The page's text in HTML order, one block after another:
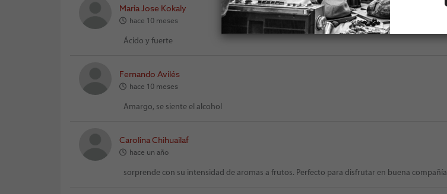
Maria Jose Kokaly
hace 10 meses
Ácido y fuerte
Fernando Avilés
hace 10 meses
Amargo, se siente el alcohol
Carolina Chihuailaf
hace un año
sorprende con su intensidad de aromas a frutos. Perfecto para disfrutar en buena compañía